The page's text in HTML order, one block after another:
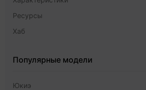
Ресурсы
Хаб
Популярные модели
Юкиэ